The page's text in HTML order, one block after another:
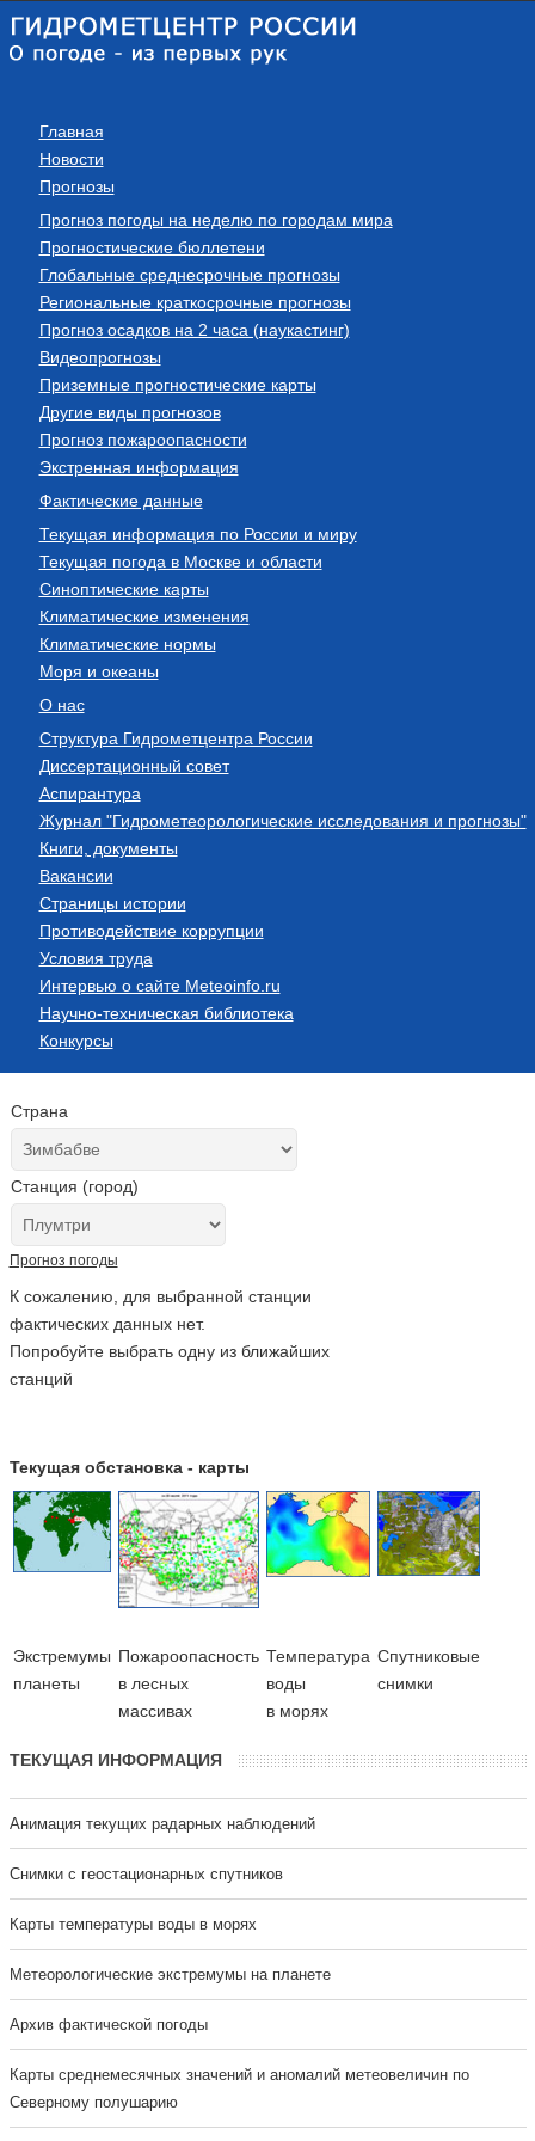
Главная
Новости
Прогнозы
Прогноз погоды на неделю по городам мира
Прогностические бюллетени
Глобальные среднесрочные прогнозы
Региональные краткосрочные прогнозы
Прогноз осадков на 2 часа (наукастинг)
Видеопрогнозы
Приземные прогностические карты
Другие виды прогнозов
Прогноз пожароопасности
Экстренная информация
Фактические данные
Текущая информация по России и миру
Текущая погода в Москве и области
Синоптические карты
Климатические изменения
Климатические нормы
Моря и океаны
О нас
Структура Гидрометцентра России
Диссертационный совет
Аспирантура
Журнал "Гидрометеорологические исследования и прогнозы"
Книги, документы
Вакансии
Страницы истории
Противодействие коррупции
Условия труда
Интервью о сайте Meteoinfo.ru
Научно-техническая библиотека
Конкурсы
Страна
Станция (город)
Прогноз погоды
К сожалению, для выбранной станции
фактических данных нет.
Попробуйте выбрать одну из ближайших
станций
Текущая обстановка - карты
Экстремумы
планеты
Пожароопасность
в лесных
массивах
Температура
воды
в морях
Cпутниковые
снимки
ТЕКУЩАЯ ИНФОРМАЦИЯ
Анимация текущих радарных наблюдений
Cнимки с геостационарных спутников
Карты температуры воды в морях
Метеорологические экстремумы на планете
Архив фактической погоды
Карты среднемесячных значений и аномалий метеовеличин по
Северному полушарию